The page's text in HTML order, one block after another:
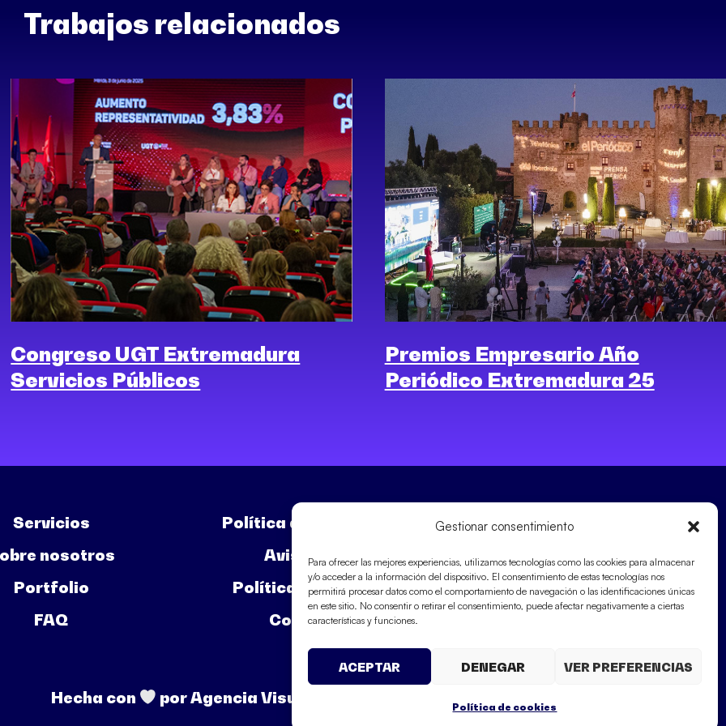
Gestionar consentimiento
Para ofrecer las mejores experiencias, utilizamos tecnologías como las cookies para almacenar
y/o acceder a la información del dispositivo. El consentimiento de estas tecnologías nos
permitirá procesar datos como el comportamiento de navegación o las identificaciones únicas
en este sitio. No consentir o retirar el consentimiento, puede afectar negativamente a ciertas
características y funciones.
ACEPTAR DENEGAR VER PREFERENCIAS
Política de cookies
Trabajos relacionados
Congreso UGT Extremadura
Servicios Públicos
Premios Empresario Año
Periódico Extremadura 25
Servicios
nosotros
Portfolio
FAQ
Política de Privacidad
Aviso Legal
Política de Cookies
Contactar
Hecha con por Agencia Visual